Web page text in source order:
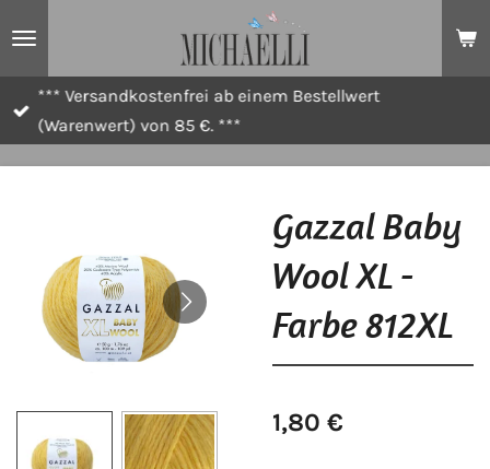
*** Versandkostenfrei ab einem Bestellwert
(Warenwert) von 85 €. ***
Gazzal Baby
Wool XL -
Farbe 812XL
1,80 €